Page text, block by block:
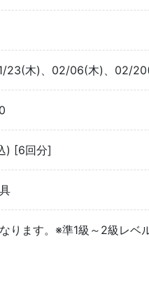
23(木)、02/06(木)、02/
) [6回分]
ります。※準1級～2級レベ